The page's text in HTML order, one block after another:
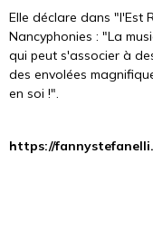
Elle déclare dans "l'Est
Nancyphonies : "La
qui peut s'associer à
des envolées
en soi !".
https://